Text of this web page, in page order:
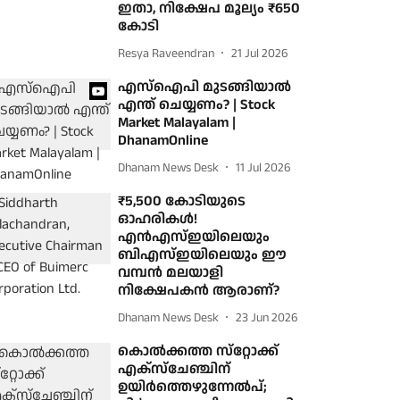
ഇതാ, നിക്ഷേപ മൂല്യം ₹650
കോടി
Resya Raveendran 21 Jul 2026
എസ്ഐപി മുടങ്ങിയാൽ
എന്ത് ചെയ്യണം? | Stock
Market Malayalam |
DhanamOnline
Dhanam News Desk 11 Jul 2026
₹5,500 കോടിയുടെ
ഓഹരികൾ!
എൻഎസ്ഇയിലെയും
ബിഎസ്ഇയിലെയും ഈ
വമ്പൻ മലയാളി
നിക്ഷേപകൻ ആരാണ്?
Dhanam News Desk 23 Jun 2026
കൊല്‍ക്കത്ത സ്‌റ്റോക്ക്
എക്‌സ്‌ചേഞ്ചിന്
ഉയിര്‍ത്തെഴുന്നേല്‍പ്;